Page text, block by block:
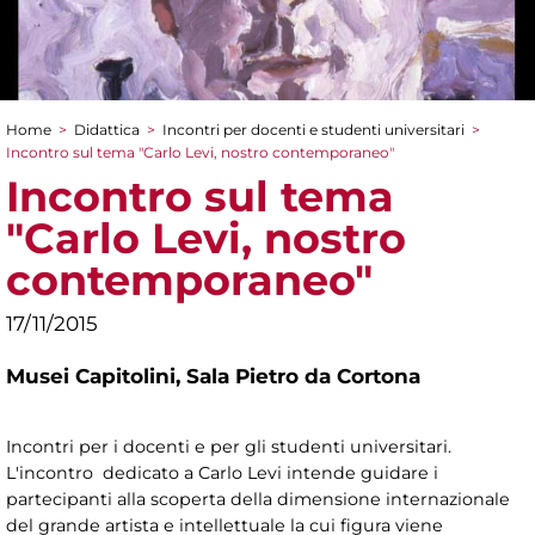
Tu sei qui
Home > Didattica > Incontri per docenti e studenti universitari >
Incontro sul tema "Carlo Levi, nostro contemporaneo"
Incontro sul tema
"Carlo Levi, nostro
contemporaneo"
17/11/2015
Musei Capitolini, Sala Pietro da Cortona
Incontri per i docenti e per gli studenti universitari.
L'incontro dedicato a Carlo Levi intende guidare i
partecipanti alla scoperta della dimensione internazionale
del grande artista e intellettuale la cui figura viene